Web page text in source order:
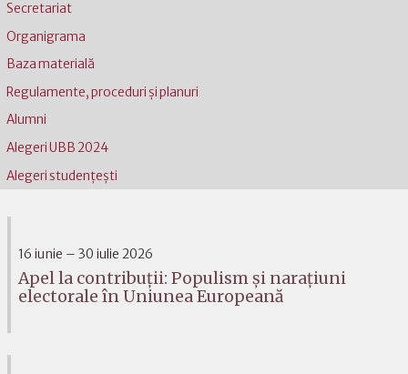
Secretariat
Organigrama
Baza materială
Regulamente, proceduri și planuri
Alumni
Alegeri UBB 2024
Alegeri studențești
16 iunie – 30 iulie 2026
Apel la contribuții: Populism și narațiuni
electorale în Uniunea Europeană